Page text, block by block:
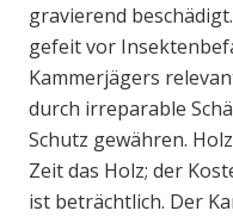
gravierend
gefeit vor
Kammerjägers
durch irreparable
Schutz gewähren.
Zeit das Holz; der
ist beträchtlich. Der